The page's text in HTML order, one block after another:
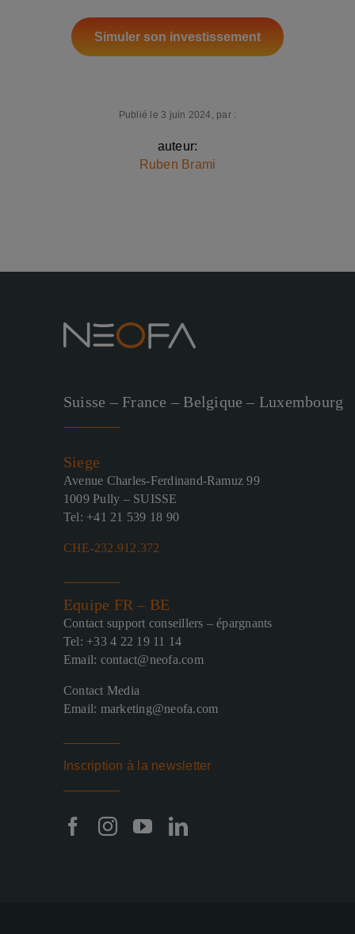
Simuler son investissement
Publié le 3 juin 2024, par :
auteur:
Ruben Brami
Suisse – France – Belgique – Luxembourg
Siege
Avenue Charles-Ferdinand-Ramuz 99
1009 Pully – SUISSE
Tel: +41 21 539 18 90
CHE-232.912.372
Equipe FR – BE
Contact support conseillers – épargnants
Tel: +33 4 22 19 11 14
Email: contact@neofa.com
Contact Media
Email: marketing@neofa.com
Inscription à la newsletter